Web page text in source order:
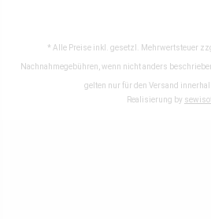
* Alle Preise inkl. gesetzl. Mehrwertsteuer
Nachnahmegebühren, wenn nicht anders
gelten nur für den Versand
Realisierung by